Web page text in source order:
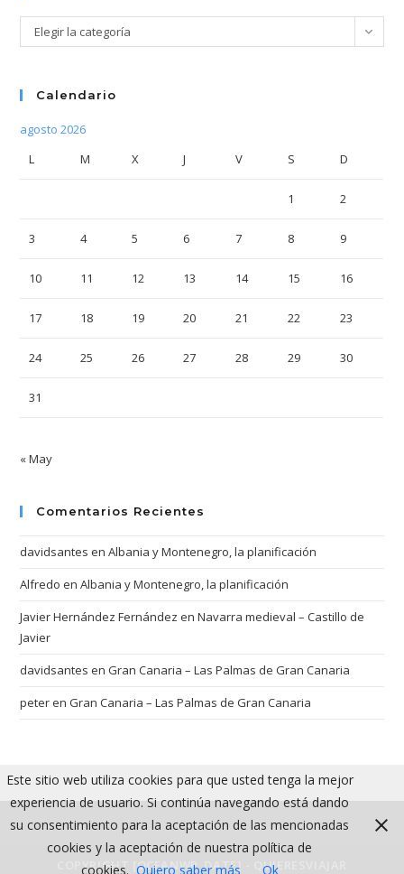
Categorías
Elegir la categoría
Calendario
agosto 2026
L
M X J V S D
1 2
3 4 5 6 7 8 9
10 11 12 13 14 15 16
17 18 19 20 21 22 23
24 25 26 27 28 29 30
31
« May
Comentarios Recientes
davidsantes enAlbania y Montenegro, la planificación
Alfredo enAlbania y Montenegro, la planificación
Javier Hernández Fernández enNavarra medieval – Castillo de
Javier
davidsantes enGran Canaria – Las Palmas de Gran Canaria
peterenGran Canaria – Las Palmas de Gran Canaria
COPYRIGHT [OCEANWP_DATE] - QUIERESVIAJAR
Este sitio web utiliza cookies para que usted tenga la mejor
experiencia de usuario. Si continúa navegando está dando
su consentimiento para la aceptación de las mencionadas
cookies y la aceptación de nuestra política de
cookies. Quiero saber más Ok